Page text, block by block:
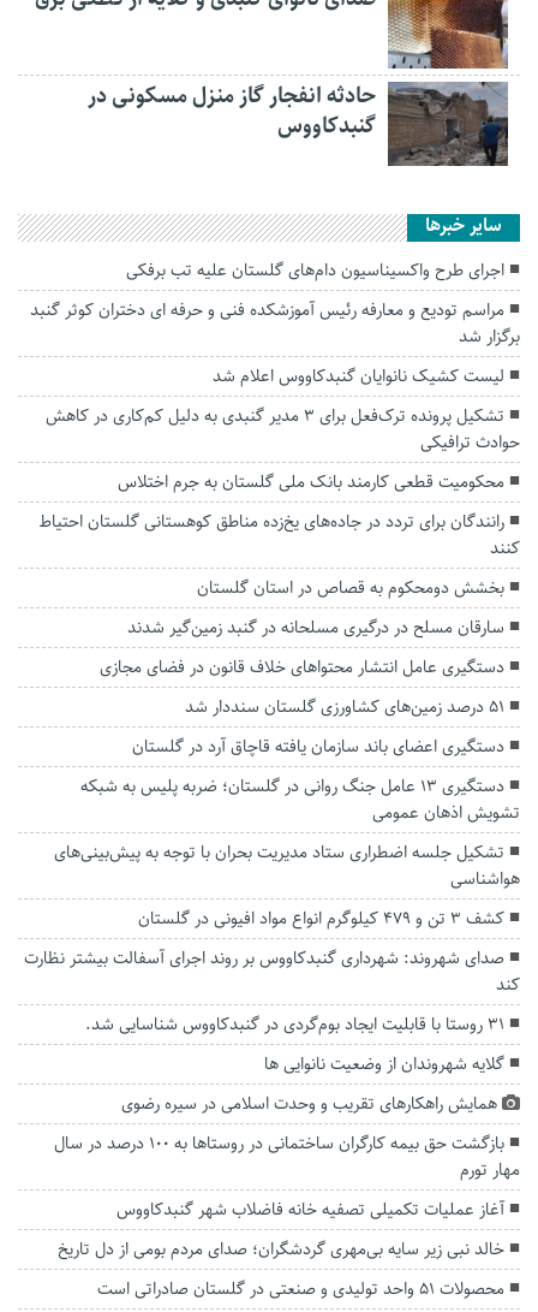
حادثه انفجار گاز منزل مسکونی در
گنبدکاووس
سایر خبرها
اجرای طرح واکسیناسیون دام‌های گلستان علیه تب برفکی
مراسم تودیع و معارفه رئیس آموزشکده فنی و حرفه ای دختران کوثر گنبد
برگزار شد
لیست کشیک نانوایان گنبدکاووس اعلام شد
تشکیل پرونده ترک‌فعل برای ۳ مدیر گنبدی به دلیل کم‌کاری در کاهش
حوادث ترافیکی
محکومیت قطعی کارمند بانک ملی گلستان به جرم اختلاس
رانندگان برای تردد در جاده‌های یخ‌زده مناطق کوهستانی گلستان احتیاط
کنند
بخشش دومحکوم به قصاص در استان گلستان
سارقان مسلح در درگیری مسلحانه در گنبد زمین‌گیر شدند
دستگیری عامل انتشار محتواهای خلاف قانون در فضای مجازی
۵۱ درصد زمین‌های کشاورزی گلستان سنددار شد
دستگیری اعضای باند سازمان یافته قاچاق آرد در گلستان
دستگیری ۱۳ عامل جنگ روانی در گلستان؛ ضربه پلیس به شبکه
تشویش اذهان عمومی
تشکیل جلسه اضطراری ستاد مدیریت بحران با توجه به پیش‌بینی‌های
هواشناسی
کشف ۳ تن و ۴۷۹ کیلوگرم انواع مواد افیونی در گلستان
صدای شهروند: شهرداری گنبدکاووس بر روند اجرای آسفالت بیشتر نظارت
کند
۳۱ روستا با قابلیت ایجاد بوم‌گردی در گنبدکاووس شناسایی شد.
گلایه شهروندان از وضعیت نانوایی ها
همایش راهکارهای تقریب و وحدت اسلامی در سیره رضوی
بازگشت حق بیمه کارگران ساختمانی در روستاها به ۱۰۰ درصد در سال
مهار تورم
آغاز عملیات تکمیلی تصفیه خانه فاضلاب شهر گنبدکاووس
خالد نبی زیر سایه بی‌مهری گردشگران؛ صدای مردم بومی از دل تاریخ
محصولات ۵۱ واحد تولیدی و صنعتی در گلستان صادراتی است